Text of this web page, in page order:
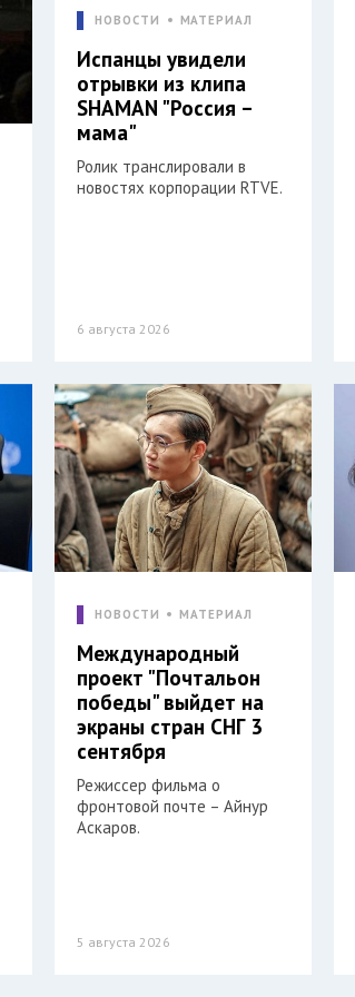
НОВОСТИ МАТЕРИАЛ
Испанцы увидели
отрывки из клипа
SHAMAN "Россия –
мама"
Ролик транслировали в
новостях корпорации RTVE.
6 августа 2026
НОВОСТИ МАТЕРИАЛ
Международный
проект "Почтальон
победы" выйдет на
экраны стран СНГ 3
сентября
Режиссер фильма о
фронтовой почте – Айнур
Аскаров.
5 августа 2026